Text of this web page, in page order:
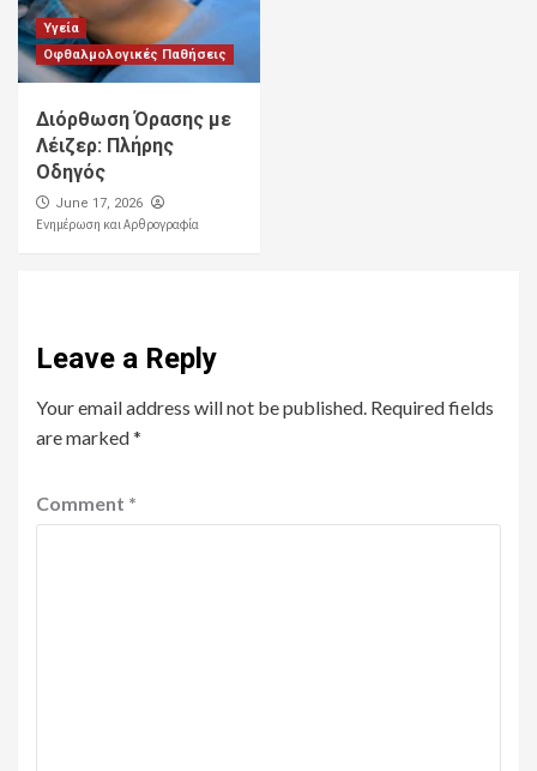
Υγεία
Οφθαλμολογικές Παθήσεις
Διόρθωση Όρασης με
Λέιζερ: Πλήρης
Οδηγός
June 17, 2026
Ενημέρωση και Αρθρογραφία
Leave a Reply
Your email address will not be published. Required fields
are marked*
Comment *